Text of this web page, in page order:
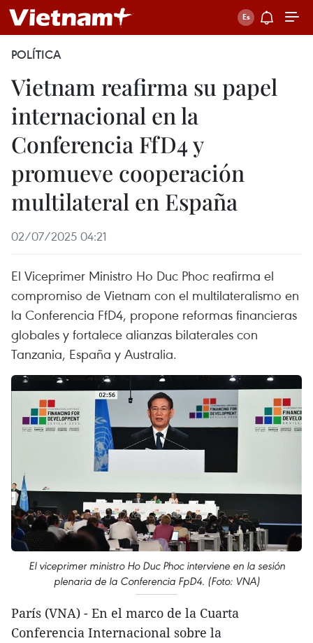
POLÍTICA
Vietnam reafirma su papel
internacional en la
Conferencia FfD4 y
promueve cooperación
multilateral en España
02/07/2025 04:21
El Viceprimer Ministro Ho Duc Phoc reafirma el
compromiso de Vietnam con el multilateralismo en
la Conferencia FfD4, propone reformas financieras
globales y fortalece alianzas bilaterales con
Tanzania, España y Australia.
El viceprimer ministro Ho Duc Phoc interviene en la sesión
plenaria de la Conferencia FpD4. (Foto: VNA)
París (VNA) - En el marco de la Cuarta
Conferencia Internacional sobre la